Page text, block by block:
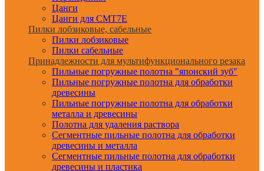
Цанги
Цанги для CMT7E
Пилки лобзиковые, сабельные
Пилки лобзиковые
Пилки сабельные
Принадлежности для мультифункционального резака
Пильные погружные полотна "японский зуб"
Пильные погружные полотна для обработки
древесины
Пильные погружные полотна для обработки
металла и древесины
Полотна для удаления раствора
Сегментные пильные полотна для обработки
древесины и металла
Сегментные пильные полотна для обработки
древесины и пластика